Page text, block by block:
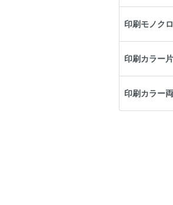
印刷モノク
印刷カラー
印刷カラー